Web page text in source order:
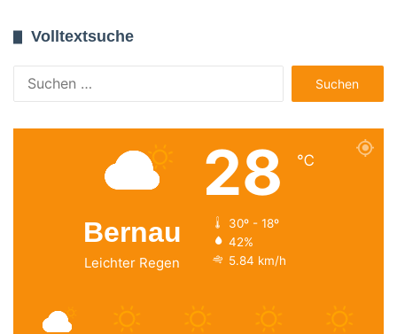
Volltextsuche
nach:
Bernau
Leichter Regen
28 ℃
30º - 18º
42%
5.84 km/h